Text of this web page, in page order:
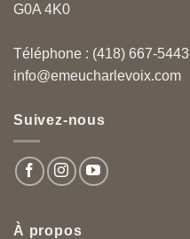
G0A 4K0
Téléphone : (418) 667-5443
info@emeucharlevoix.com
Suivez-nous
À propos